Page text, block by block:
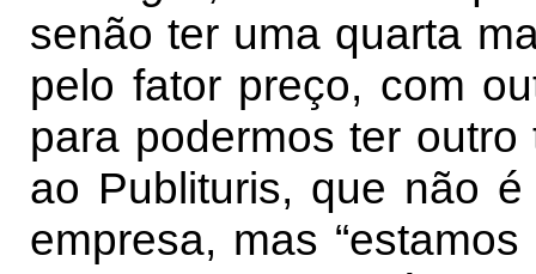
senão ter uma quarta
pelo fator preço, com
para podermos ter
ao Publituris, que não
empresa, mas